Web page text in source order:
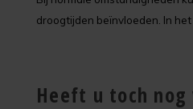
droogtijden beïnvloeden. In
Heeft u toch nog